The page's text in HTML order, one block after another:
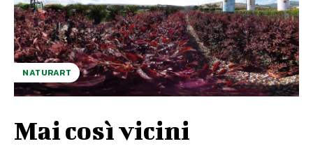
NATURART
Mai così vicini